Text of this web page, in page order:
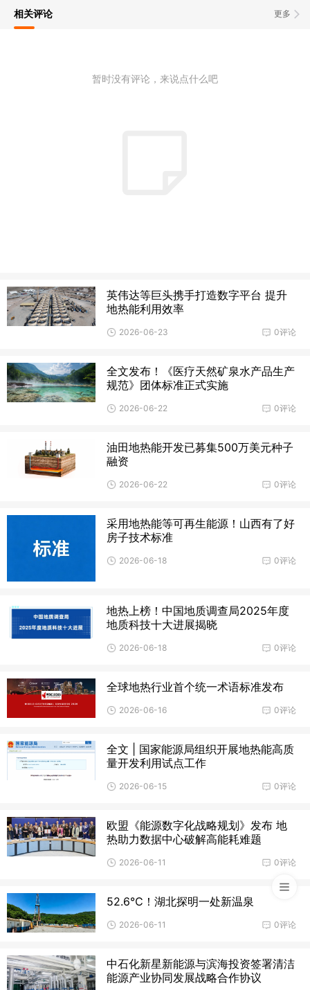
更多
相关评论
暂时没有评论，来说点什么吧
英伟达等巨头携手打造数字平台 提升
地热能利用效率
0评论
2026-06-23
全文发布！《医疗天然矿泉水产品生产
规范》团体标准正式实施
0评论
2026-06-22
油田地热能开发已募集500万美元种子
融资
0评论
2026-06-22
采用地热能等可再生能源！山西有了好
房子技术标准
0评论
2026-06-18
地热上榜！中国地质调查局2025年度
地质科技十大进展揭晓
0评论
2026-06-18
全球地热行业首个统一术语标准发布
0评论
2026-06-16
全文 | 国家能源局组织开展地热能高质
量开发利用试点工作
0评论
2026-06-15
欧盟《能源数字化战略规划》发布 地
热助力数据中心破解高能耗难题
0评论
2026-06-11
52.6℃！湖北探明一处新温泉
0评论
2026-06-11
中石化新星新能源与滨海投资签署清洁
能源产业协同发展战略合作协议